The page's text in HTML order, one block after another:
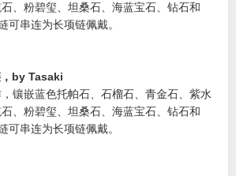
、粉碧玺、坦桑石、海蓝宝石、钻石和
可串连为长项链佩戴。
by Tasaki
镶嵌蓝色托帕石、石榴石、青金石、紫水
、粉碧玺、坦桑石、海蓝宝石、钻石和
可串连为长项链佩戴。